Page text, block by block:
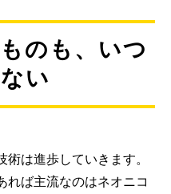
のも、いつ
い
は進歩していきます。
れば主流なのはネオニコ